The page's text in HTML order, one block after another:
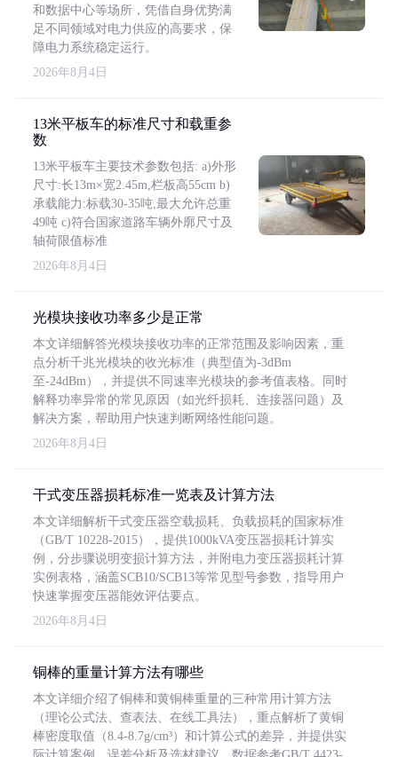
和数据中心等场所，凭借自身优势满
足不同领域对电力供应的高要求，保
障电力系统稳定运行。
2026年8月4日
13米平板车的标准尺寸和载重参
数
13米平板车主要技术参数包括: a)外形
尺寸:长13m×宽2.45m,栏板高55cm b)
承载能力:标载30-35吨,最大允许总重
49吨 c)符合国家道路车辆外廓尺寸及
轴荷限值标准
2026年8月4日
光模块接收功率多少是正常
本文详细解答光模块接收功率的正常范围及影响因素，重
点分析千兆光模块的收光标准（典型值为-3dBm
至-24dBm），并提供不同速率光模块的参考值表格。同时
解释功率异常的常见原因（如光纤损耗、连接器问题）及
解决方案，帮助用户快速判断网络性能问题。
2026年8月4日
干式变压器损耗标准一览表及计算方法
本文详细解析干式变压器空载损耗、负载损耗的国家标准
（GB/T 10228-2015），提供1000kVA变压器损耗计算实
例，分步骤说明变损计算方法，并附电力变压器损耗计算
实例表格，涵盖SCB10/SCB13等常见型号参数，指导用户
快速掌握变压器能效评估要点。
2026年8月4日
铜棒的重量计算方法有哪些
本文详细介绍了铜棒和黄铜棒重量的三种常用计算方法
（理论公式法、查表法、在线工具法），重点解析了黄铜
棒密度取值（8.4-8.7g/cm³）和计算公式的差异，并提供实